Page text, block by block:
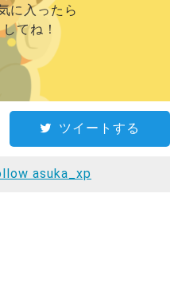
に入ったら
てね！
ツイートする
asuka_xp